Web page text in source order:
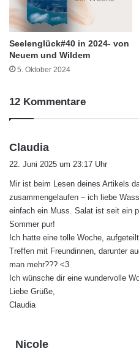
Seelenglück#40 in 2024- von
Neuem und Wildem
5. Oktober 2024
12 Kommentare
Claudia
t
:
22. Juni 2025 um 23:17 Uhr
Mir ist beim Lesen deines Artikels
zusammengelaufen – ich liebe
einfach ein Muss. Salat ist seit ein
Sommer pur!
Ich hatte eine tolle Woche,
Treffen mit Freundinnen, darunter
man mehr??? <3
Ich wünsche dir eine wundervolle
Liebe Grüße,
Claudia
Nicole